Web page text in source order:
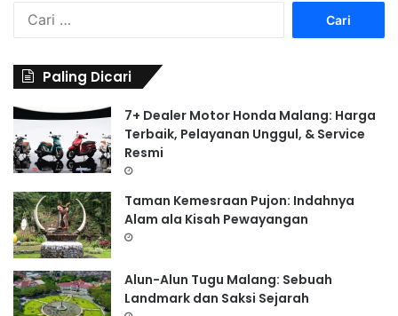
t
u
Paling Dicari
7+ Dealer Motor Honda Malang: Harga
Terbaik, Pelayanan Unggul, & Service
Resmi
Taman Kemesraan Pujon: Indahnya
Alam ala Kisah Pewayangan
Alun-Alun Tugu Malang: Sebuah
Landmark dan Saksi Sejarah